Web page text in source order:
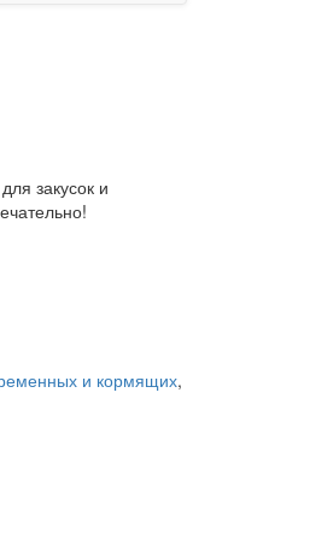
закусок и
и кормящих,